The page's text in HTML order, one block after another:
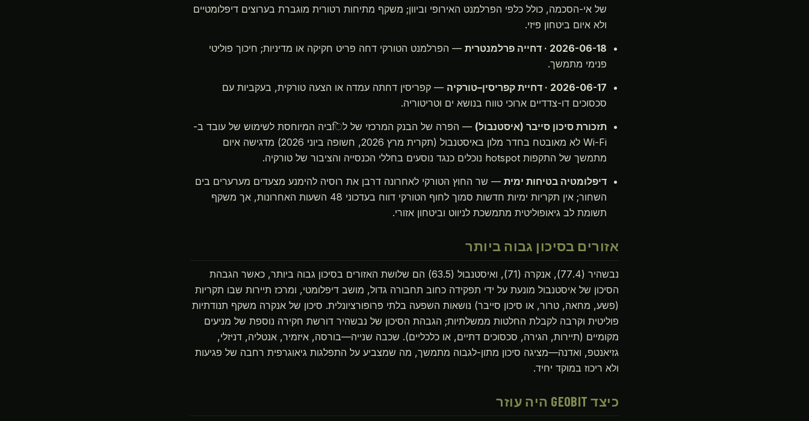
של אי-הסכמה, כולל כלפי הפרלמנט האירופי וביוון; משקף מתיחות רטורית מוגברת בערוצים דיפלומטיים
ולא איום ביטחון פיזי.
2026-06-18 · דחייה פרלמנטרית
— הפרלמנט הטורקי דחה פריט חקיקה או מדיניות; חיכוך פוליטי
פנימי מתמשך.
2026-06-17 · דחיית קפריסין–טורקיה
— קפריסין דחתה עמדה או הצעה טורקית, בעקביות עם
סכסוכים דו-צדדיים ארוכי טווח בנושא ים וטריטוריה.
תזכורת סיכון סייבר (איסטנבול)
— הפרה של הבנק המרכזי של לिביה המיוחסת לשימוש של עובד ב-
Wi-Fi לא מאובטח בחדר מלון באיסטנבול (תקרית מרץ 2026, חשופה ביוני 2026) מדגישה איום
מתמשך של התקפות hotspot נוכלים כנגד נוסעים בחללי הכנסייה והציבור של טורקיה.
דיפלומטיה בטיחות ימית — שר החוץ הטורקי לאחרונה דרבן את רוסיה להימנע מצעדים מערערים בים
השחור; אין תקריות ימיות חדשות סמוך לחוף הטורקי דווח בעדכוני 48 השעות האחרונות, אך משקף
תשומת לב גיאופוליטית מתמשכת לניווט וביטחון אזורי.
אזורים בסיכון גבוה ביותר
נבשהיר (77.4), אנקרה (71), ואיסטנבול (63.5) הם שלושת האזורים בסיכון גבוה ביותר, כאשר הגבהת
הסיכון של איסטנבול מונעת על ידי תפקידה כחוב תחבורה גדול, מושב דיפלומטי, ומרכז תיירות שבו תקריות
(פשע, מחאה, טרור, או סיכון סייבר) נושאות השפעה בלתי פרופורציונלית. סיכון של אנקרה משקף תנודתיות
פוליטית וקרבה לקבלת החלטות ממשלתיות; הגבהת הסיכון של נבשהיר דורשת חקירה נוספת של מניעים
מקומיים (תיירות, הגירה, סכסוכים דתיים, או כלכליים). שכבה שנייה—בורסה, איזמיר, אנטליה, דניזלי,
גזיאנטפ, ואדנה—מציגה סיכון מתון-לגבוה מתמשך, מה שמצביע על התפלגות גיאוגרפית רחבה של פגיעות
ולא ריכוז במוקד יחיד.
כיצד GEOBIT היה עוזר